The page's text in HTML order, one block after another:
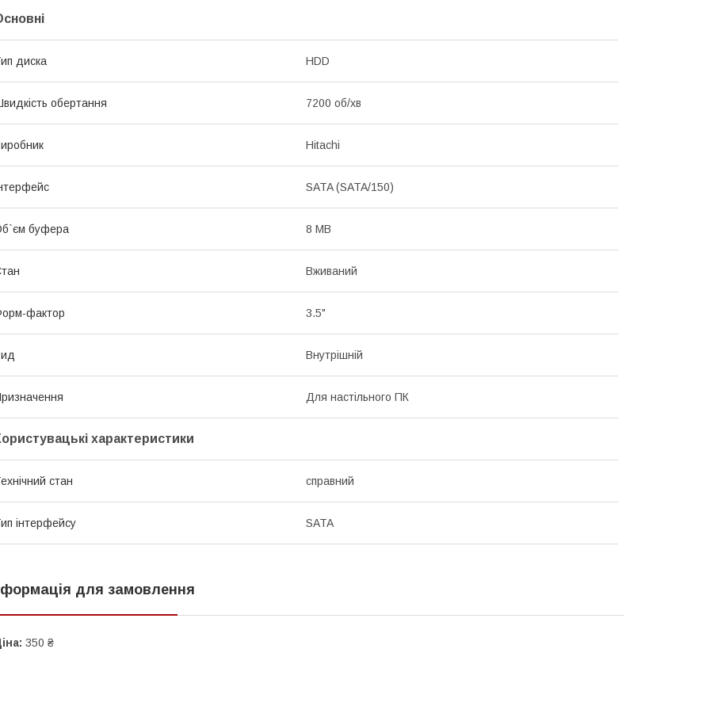
диска HDD
обертання 7200 об/хв
Hitachi
SATA (SATA/150)
буфера 8 MB
Вживаний
фактор 3.5"
Внутрішній
Для настільного ПК
характеристики
стан справний
інтерфейсу SATA
для замовлення
350 ₴